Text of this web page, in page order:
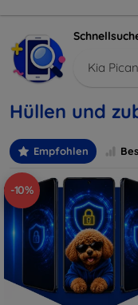
Kia
Hüllen und
Empfohlen
-10%